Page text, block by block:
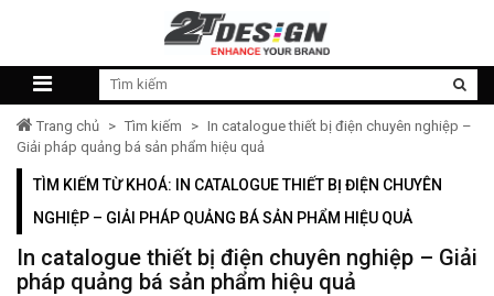
Trang chủ > Tìm kiếm > In catalogue thiết bị điện chuyên nghiệp –
Giải pháp quảng bá sản phẩm hiệu quả
TÌM KIẾM TỪ KHOÁ: IN CATALOGUE THIẾT BỊ ĐIỆN CHUYÊN
NGHIỆP – GIẢI PHÁP QUẢNG BÁ SẢN PHẨM HIỆU QUẢ
In catalogue thiết bị điện chuyên nghiệp – Giải
pháp quảng bá sản phẩm hiệu quả